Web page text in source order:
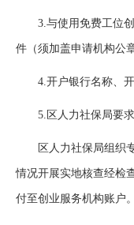
3.与使用免费工位创
件（须加盖申请机构公
4.开户银行名称、开
5.区人力社保局要求
区人力社保局组织专
情况开展实地核查经检
付至创业服务机构账户。